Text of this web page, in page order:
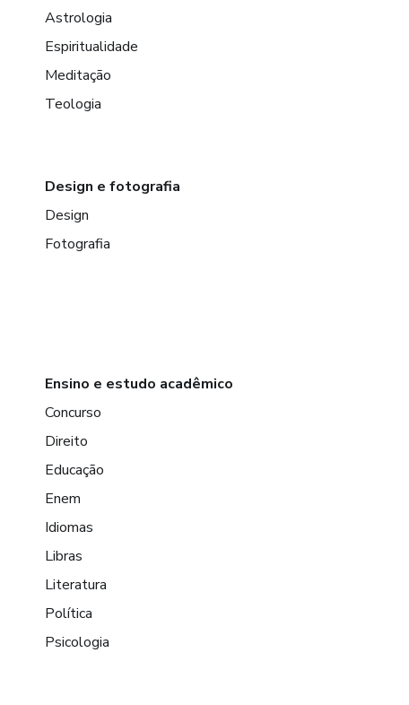
Astrologia
Espiritualidade
Meditação
Teologia
Design e fotografia
Design
Fotografia
Ensino e estudo acadêmico
Concurso
Direito
Educação
Enem
Idiomas
Libras
Literatura
Política
Psicologia